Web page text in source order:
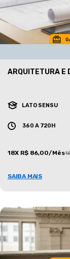
ARQUITETURA E
LATO SENSU
360 A 720H
18X R$ 86,00/Mês
SAIBA MAIS